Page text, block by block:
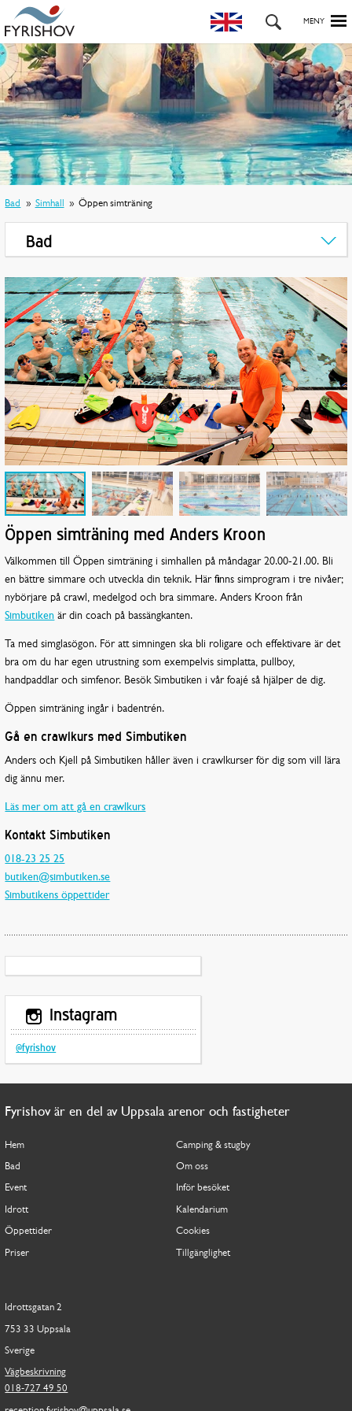
Bad Simhall Öppen simträning
Bad
Öppen simträning med Anders Kroon
Välkommen till Öppen simträning i simhallen på måndagar 20.00-21.00. Bli
en bättre simmare och utveckla din teknik. Här finns simprogram i tre nivåer;
nybörjare på crawl, medelgod och bra simmare. Anders Kroon från
Simbutiken är din coach på bassängkanten.
Ta med simglasögon. För att simningen ska bli roligare och effektivare är det
bra om du har egen utrustning som exempelvis simplatta, pullboy,
handpaddlar och simfenor. Besök Simbutiken i vår foajé så hjälper de dig.
Öppen simträning ingår i badentrén.
Gå en crawlkurs med Simbutiken
Anders och Kjell på Simbutiken håller även i crawlkurser för dig som vill lära
dig ännu mer.
Läs mer om att gå en crawlkurs
Kontakt Simbutiken
018-23 25 25
butiken@simbutiken.se
Simbutikens öppettider
Instagram
@fyrishov
Fyrishov är en del av Uppsala arenor och fastigheter
Hem
Bad
Event
Idrott
Öppettider
Priser
Camping & stugby
Om oss
Inför besöket
Kalendarium
Cookies
Tillgänglighet
Idrottsgatan 2
753 33 Uppsala
Sverige
Vägbeskrivning
018-727 49 50